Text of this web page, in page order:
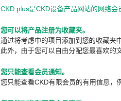
CKD plus是CKD设备产品网站的网络
您可以将产品注册为收藏夹。
通过将考虑中的项目添加到您的收藏夹
此外，由于您可以自由分配您最喜欢的
您只能查看会员通知。
您只能查看CKD有限会员的有用信息，